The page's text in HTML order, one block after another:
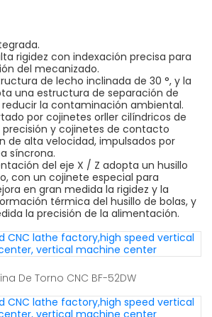
rigidez con indexación precisa para
del mecanizado.
de lecho inclinada de 30 °, y la
una estructura de separación de
la contaminación ambiental.
por cojinetes orller cilíndricos de
y cojinetes de contacto
de alta velocidad, impulsados por
síncrona.
del eje X / Z adopta un husillo
con un cojinete especial para
en gran medida la rigidez y la
térmica del husillo de bolas, y
la precisión de la alimentación.
De Torno CNC BF-52DW